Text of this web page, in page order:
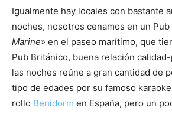
Igualmente hay locales con bastante
noches, nosotros cenamos en un Pub
Marine» en el paseo marítimo, que
Pub Británico, buena relación
las noches reúne a gran cantidad de
tipo de edades por su famoso
rollo Benidorm en España, pero un